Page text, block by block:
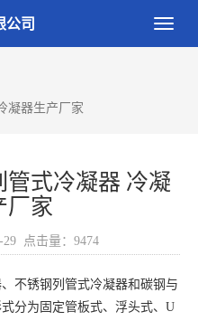
Toggle
公司
凝器生产厂家
式冷凝器 冷凝
厂家
29 点击量：9474
锈钢列管式冷凝器和碳钢与
分为固定管板式、浮头式、U